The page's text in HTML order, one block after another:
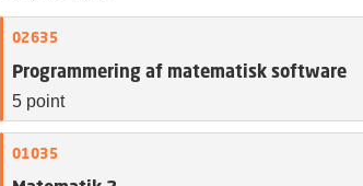
02635
Programmering af matematisk software
5 point
01035